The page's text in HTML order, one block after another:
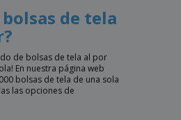
bolsas de tela
de bolsas de tela al por
En nuestra página web
bolsas de tela de una sola
las opciones de